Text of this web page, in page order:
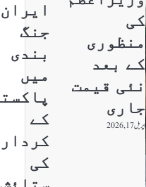
کی
منظوری
کے بعد
نئی قیمت
جاری
اپریل 17, 2026
ایران
جنگ
بندی
میں
کے
کردار
کی